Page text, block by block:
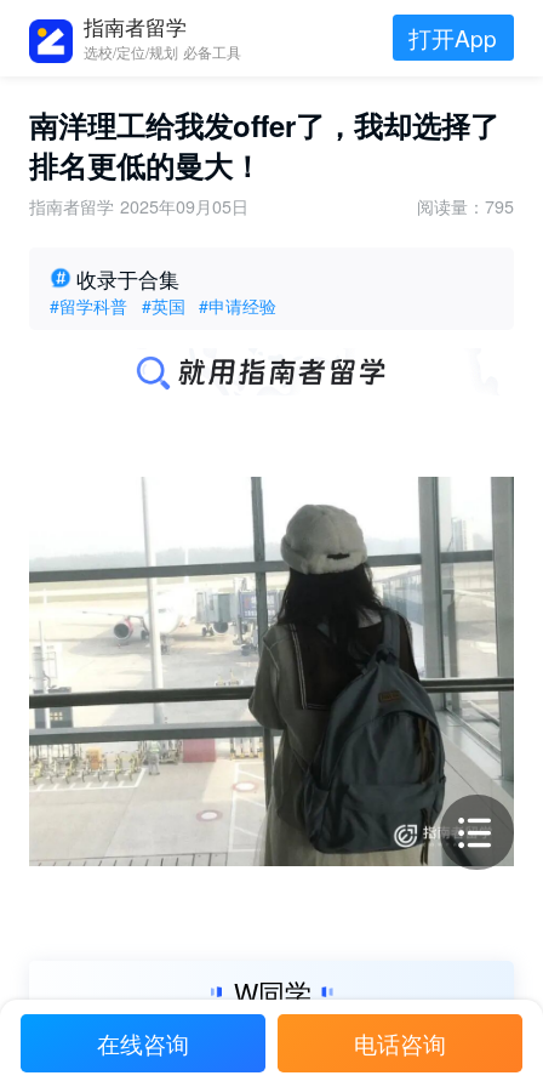
指南者留学
选校/定位/规划 必备工具 打开App
南洋理工给我发offer了，我却选择了
排名更低的曼大！
指南者留学 2025年09月05日 阅读量：795
收录于合集
#留学科普 #英国 #申请经验
W同学
GPA：84.18/100 6.5（6）
在线咨询 电话咨询